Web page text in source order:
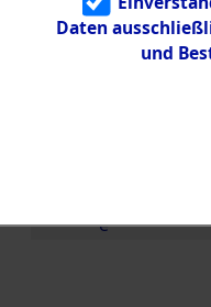
5.3.3
Todesmärsch
e
Daten
und